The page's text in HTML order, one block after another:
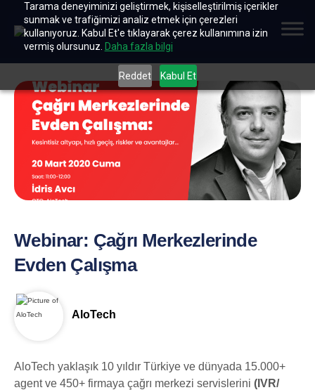
Tarama deneyiminizi geliştirmek, kişiselleştirilmiş içerikler
sunmak ve trafiğimizi analiz etmek için çerezleri
kullanıyoruz. Kabul Et'e tıklayarak çerez kullanımına izin
vermiş olursunuz. Daha fazla bilgi
Reddet Kabul Et
Webinar: Çağrı Merkezlerinde
Evden Çalışma
AloTech
AloTech yaklaşık 10 yıldır Türkiye ve dünyada 15.000+
agent ve 450+ firmaya çağrı merkezi servislerini (IVR/